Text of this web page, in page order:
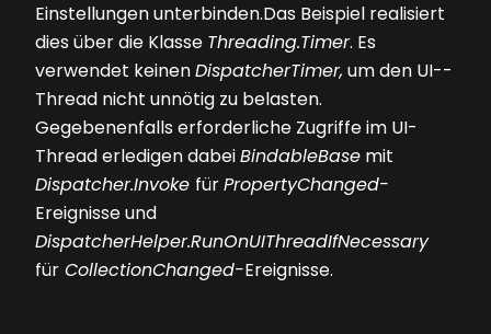
Einstellungen unterbinden.Das Beispiel realisiert
dies über die Klasse Threading.­Timer. Es
verwendet keinenDispatcherTimer, um den UI-­
Thread nicht unnötig zu belasten.
Gegebenenfalls erforderliche Zugriffe im UI-
Thread erledigen dabeiBindableBase mit
Dispatcher.Invoke fürPropertyChanged-
Ereignisse und
DispatcherHelper.RunOnUIThreadIfNecessary
für CollectionChanged-Ereignisse.